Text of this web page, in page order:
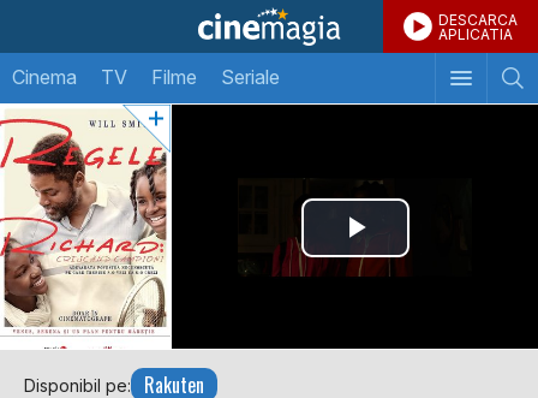
DESCARCA
APLICATIA
Cinema TV Filme Seriale
Disponibil pe: Rakuten